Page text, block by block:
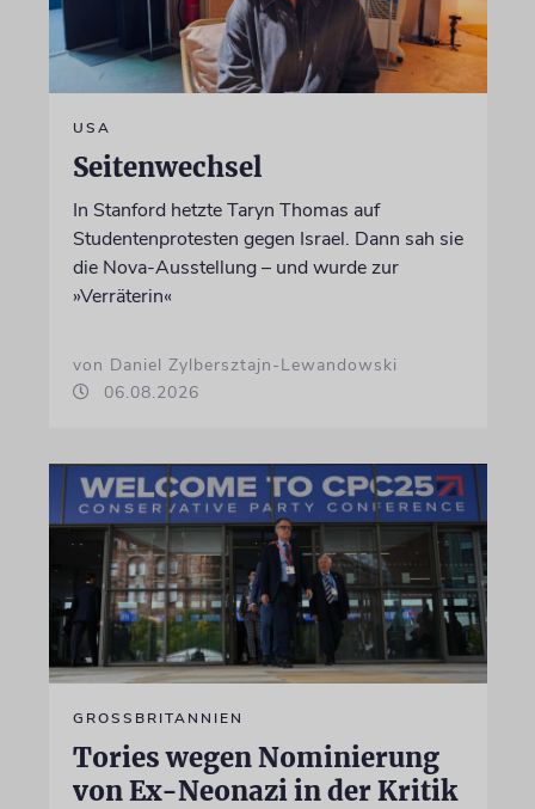
USA
Seitenwechsel
In Stanford hetzte Taryn Thomas auf
Studentenprotesten gegen Israel. Dann sah sie
die Nova-Ausstellung – und wurde zur
»Verräterin«
von Daniel Zylbersztajn-Lewandowski
06.08.2026
GROSSBRITANNIEN
Tories wegen Nominierung
von Ex-Neonazi in der Kritik